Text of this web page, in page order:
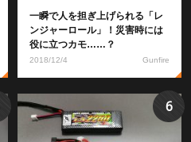
一瞬で人を担ぎ上げられる「レ
ンジャーロール」！災害時には
役に立つカモ……？
2018/12/4 Gunfire
6